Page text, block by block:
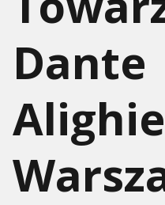
Dante